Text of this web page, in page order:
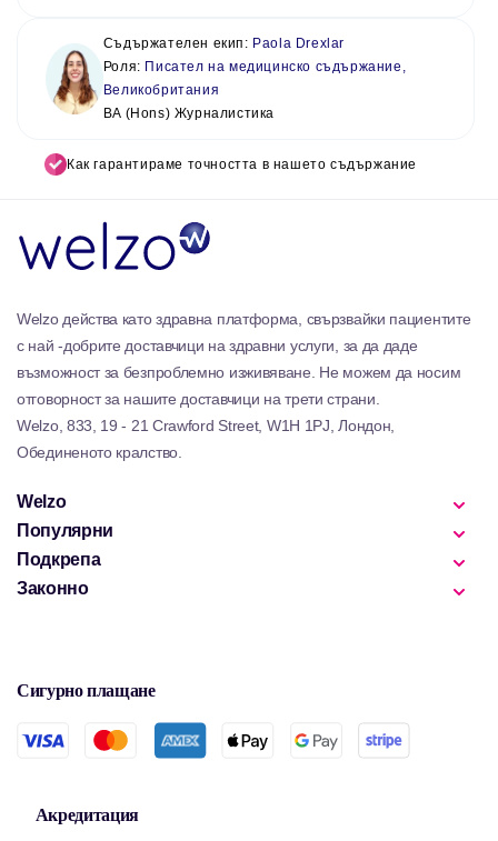
Съдържателен екип: Paola Drexlar
Роля: Писател на медицинско съдържание,
Великобритания
BA (Hons) Журналистика
Как гарантираме точността в нашето съдържание
Welzo действа като здравна платформа, свързвайки пациентите
с най -добрите доставчици на здравни услуги, за да даде
възможност за безпроблемно изживяване. Не можем да носим
отговорност за нашите доставчици на трети страни.
Welzo, 833, 19 - 21 Crawford Street, W1H 1PJ, Лондон,
Обединеното кралство.
Welzo
Популярни
Подкрепа
Законно
Сигурно плащане
Акредитация